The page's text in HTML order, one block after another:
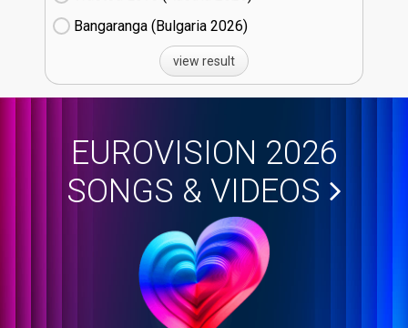
Bangaranga (Bulgaria
26)
view result
EUROVISION 2026
SONGS & VIDEOS